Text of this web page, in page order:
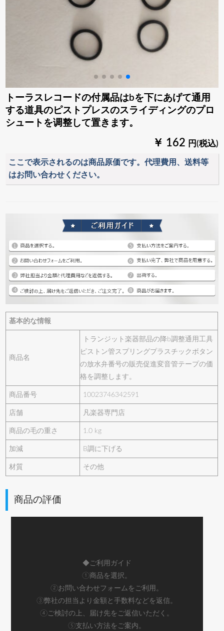
トーラスレコードの付属品はbを下にあげて通用
する道具のピストプレスのスライディングのプロ
シュートを调整して置きます。
￥ 162 円(税込)
ここで表示されるのは商品原価です。代理費用、送料等
はお問い合わせください。
基本的な情報
商品名
トランジット楽器部品の降b調整通用工具
ピストン管スプリングプラスチックボタン
の放水弁番号の販売促進変音管テープの価
格を調整します。
商品番号 10023746342591
店舗 凡楽器専門店
商品の毛の重さ 1.0 kg
加減 B調に下げる
材質 その他
商品の評価
◆ご利用ガイド
①商品を選択。
②お問い合わせフォームをご利用。
③弊社の担当より金額と手数料などを返信。
④ご検討の上、届け先をご返信いただく。
⑤支払い方法をご案内。